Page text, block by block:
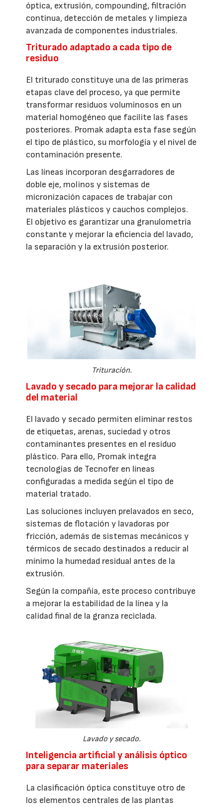
óptica, extrusión, compounding, filtración
continua, detección de metales y limpieza
avanzada de componentes industriales.
Triturado adaptado a cada tipo de
residuo
El triturado constituye una de las primeras
etapas clave del proceso, ya que permite
transformar residuos voluminosos en un
material homogéneo que facilite las fases
posteriores. Promak adapta esta fase según
el tipo de plástico, su morfología y el nivel de
contaminación presente.
Las líneas incorporan desgarradores de
doble eje, molinos y sistemas de
micronización capaces de trabajar con
materiales plásticos y cauchos complejos.
El objetivo es garantizar una granulometría
constante y mejorar la eficiencia del lavado,
la separación y la extrusión posterior.
Trituración.
Lavado y secado para mejorar la calidad
del material
El lavado y secado permiten eliminar restos
de etiquetas, arenas, suciedad y otros
contaminantes presentes en el residuo
plástico. Para ello, Promak integra
tecnologías de Tecnofer en líneas
configuradas a medida según el tipo de
material tratado.
Las soluciones incluyen prelavados en seco,
sistemas de flotación y lavadoras por
fricción, además de sistemas mecánicos y
térmicos de secado destinados a reducir al
mínimo la humedad residual antes de la
extrusión.
Según la compañía, este proceso contribuye
a mejorar la estabilidad de la línea y la
calidad final de la granza reciclada.
Lavado y secado.
Inteligencia artificial y análisis óptico
para separar materiales
La clasificación óptica constituye otro de
los elementos centrales de las plantas